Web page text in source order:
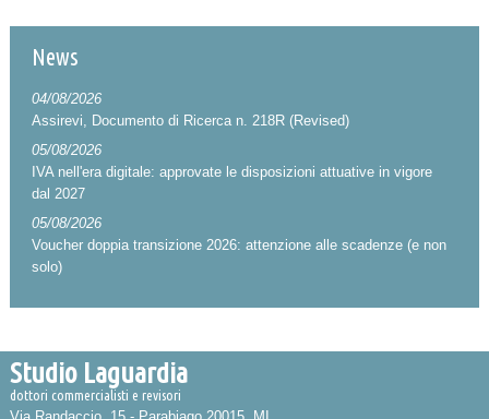
News
04/08/2026
Assirevi, Documento di Ricerca n. 218R (Revised)
05/08/2026
IVA nell'era digitale: approvate le disposizioni attuative in vigore
dal 2027
05/08/2026
Voucher doppia transizione 2026: attenzione alle scadenze (e non
solo)
Studio Laguardia
dottori commercialisti e revisori